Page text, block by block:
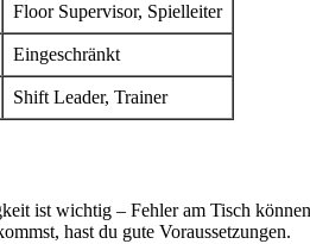
Floor Supervisor, Spielleiter
Eingeschränkt
Shift Leader, Trainer
ist wichtig – Fehler am Tisch
hast du gute Voraussetzungen.